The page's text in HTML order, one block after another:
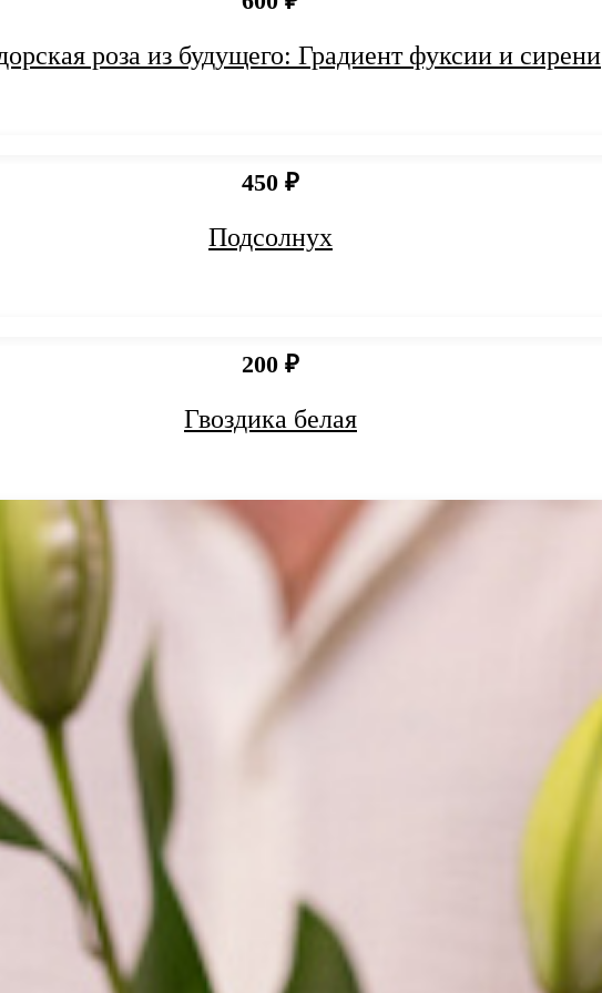
роза из будущего: Градиент фуксии и сирени
450 ₽
Подсолнух
200 ₽
Гвоздика белая